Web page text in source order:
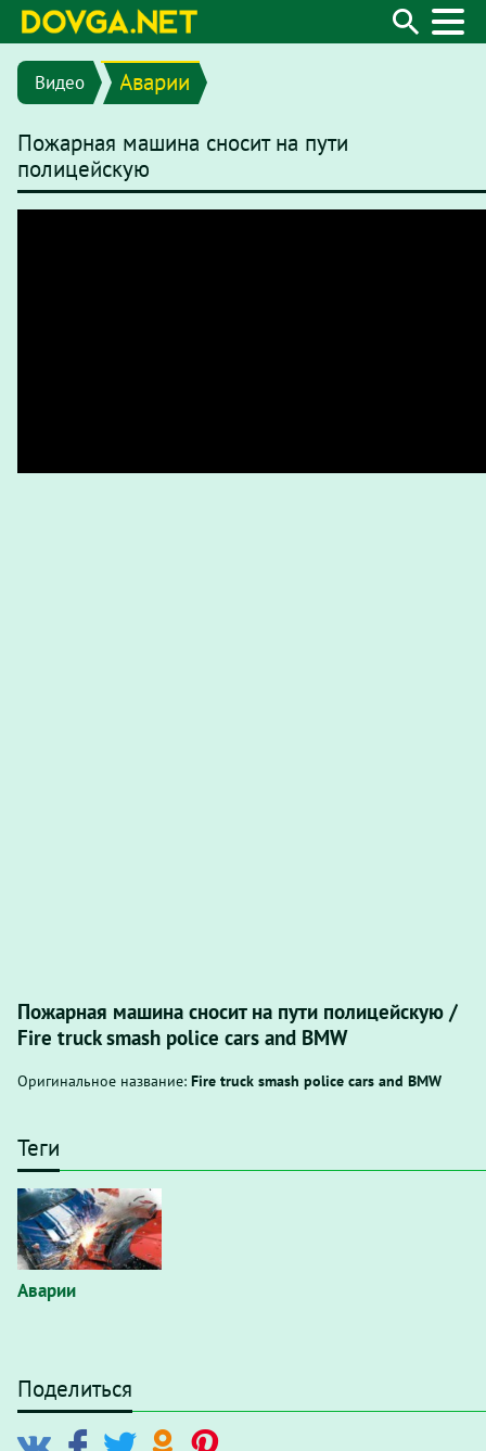
Видео Аварии
Пожарная машина сносит на пути
полицейскую
Пожарная машина сносит на пути полицейскую /
Fire truck smash police cars and BMW
Оригинальное название: Fire truck smash police cars and BMW
Теги
Аварии
Поделиться